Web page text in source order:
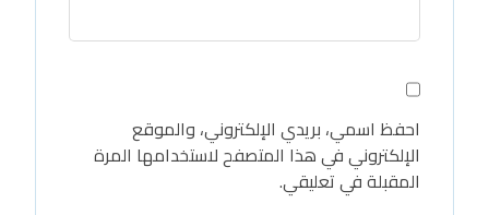
احفظ اسمي، بريدي الإلكتروني، والموقع
الإلكتروني في هذا المتصفح لاستخدامها المرة
المقبلة في تعليقي.